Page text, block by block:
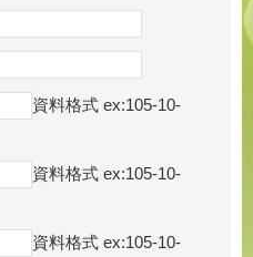
資料格式 ex:105-10-
資料格式 ex:105-10-
資料格式 ex:105-10-